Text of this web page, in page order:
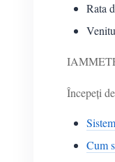
Rata
Începeți
Cum